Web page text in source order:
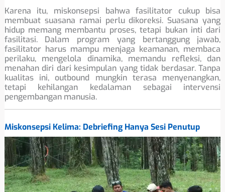
Karena itu, miskonsepsi bahwa fasilitator cukup bisa
membuat suasana ramai perlu dikoreksi. Suasana yang
hidup memang membantu proses, tetapi bukan inti dari
fasilitasi. Dalam program yang bertanggung jawab,
fasilitator harus mampu menjaga keamanan, membaca
perilaku, mengelola dinamika, memandu refleksi, dan
menahan diri dari kesimpulan yang tidak berdasar. Tanpa
kualitas ini, outbound mungkin terasa menyenangkan,
tetapi kehilangan kedalaman sebagai intervensi
pengembangan manusia.
Miskonsepsi Kelima: Debriefing Hanya Sesi Penutup